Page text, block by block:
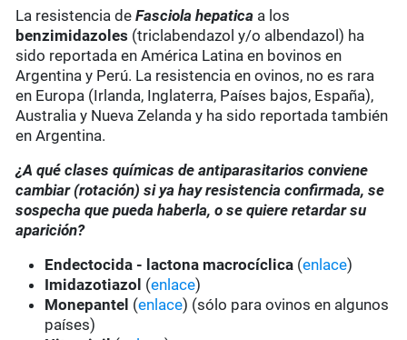
La resistencia deFasciola hepatica a los
benzimidazoles (triclabendazol y/o albendazol) ha
sido reportada en América Latina en bovinos en
Argentina y Perú. La resistencia en ovinos, no es rara
en Europa (Irlanda, Inglaterra, Países bajos, España),
Australia y Nueva Zelanda y ha sido reportada también
en Argentina.
¿A qué clases químicas de antiparasitarios conviene
cambiar (rotación) si ya hay resistencia confirmada, se
sospecha que pueda haberla, o se quiere retardar su
aparición?
Endectocida - lactona macrocíclica (enlace)
Imidazotiazol (enlace)
Monepantel (enlace) (sólo para ovinos en algunos
países)